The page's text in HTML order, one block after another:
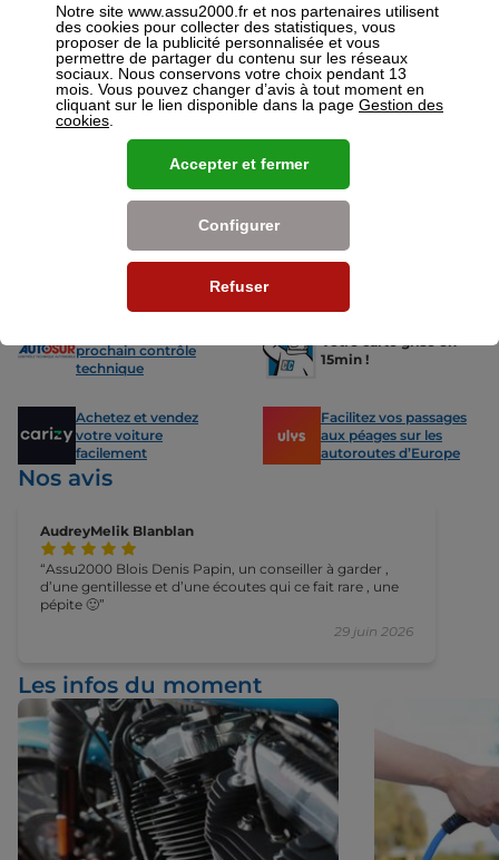
Nos offres pour les particuliers
Assurance Auto
Des tarifs adaptés à tous les profils
de conducteurs. Jeunes permis,
conducteurs expérimentés,
malussés ou résiliés : nous avons
Nos avantages
prochain contrôle
technique
Votre carte grise en
15min !
Achetez et vendez
votre voiture
facilement
Facilitez vos passages
aux péages sur les
autoroutes d’Europe
Nos avis
AudreyMelik Blanblan
29 juin 2026
Assu2000 Blois Denis Papin, un conseiller à garder ,
d’une gentillesse et d’une écoutes qui ce fait rare , une
pépite 🙂
Les infos du moment
Notre site www.assu2000.fr et nos partenaires utilisent
des cookies pour collecter des statistiques, vous
proposer de la publicité personnalisée et vous
permettre de partager du contenu sur les réseaux
sociaux. Nous conservons votre choix pendant 13
mois. Vous pouvez changer d’avis à tout moment en
cliquant sur le lien disponible dans la page Gestion des
cookies
Refuser
Configurer
Accepter et fermer